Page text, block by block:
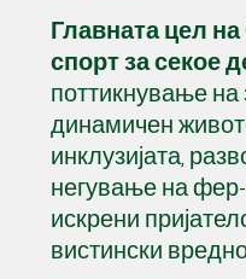
Главната цел
спорт за секое
поттикнување на
динамичен
инклузијата,
негување на
искрени
вистински